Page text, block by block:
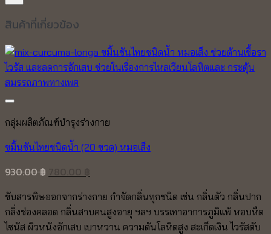
สินค้าที่เกี่ยวข้อง
กลุ่มผลิตภัณฑ์บำรุงร่างกาย
ขมิ้นชันไทยชนิดน้ำ (20 ขวด) หมอเส็ง
930.00฿
was:
930.00 ฿.
is:
780.00 ฿.
ขับสารพิษออกจากร่างกาย กำจัดกลิ่นทุกชนิด เช่น กลิ่นตัว กลิ่นปาก
กลิ่งช่องคลอด กลิ่นสาบคนสูงอายุ ฯลฯ บรรเทาอาการภูมิแพ้ หอบหืด
ไซนัส ผิวหนังอักเสบ เบาหวาน ความดันโลหิตสูง สะเก็ดเงิน ไวรัสตับ